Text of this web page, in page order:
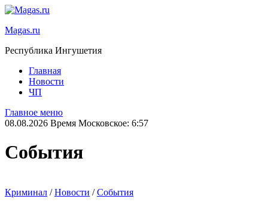
Magas.ru
Республика Ингушетия
Главная
Новости
ЧП
Главное меню
08.08.2026 Время Московское: 6:57
События
Криминал /Новости /События